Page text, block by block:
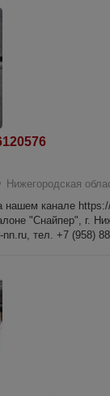
Нижегородская
нашем канале
"Снайпер", г.
тел. +7 (958)